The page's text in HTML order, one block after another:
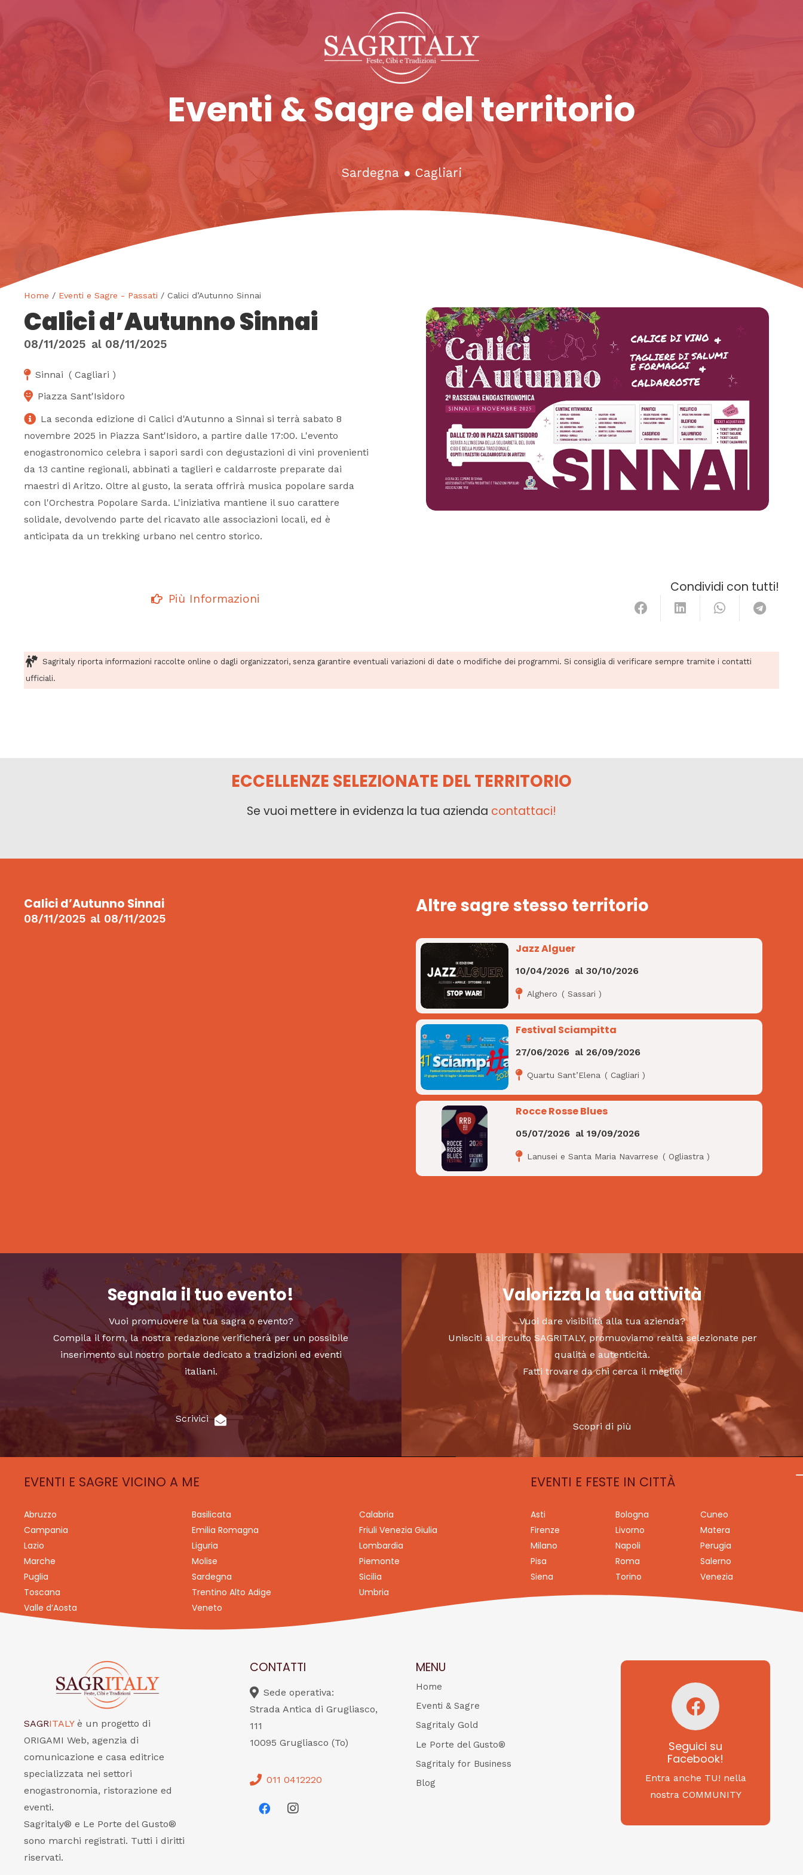
Eventi & Sagre del territorio
Sardegna ● Cagliari
Home / Eventi e Sagre - Passati / Calici d’Autunno Sinnai
Calici d’Autunno Sinnai
08/11/2025 al 08/11/2025
Sinnai ( Cagliari )
Piazza Sant'Isidoro
La seconda edizione di Calici d'Autunno a Sinnai si terrà sabato 8
novembre 2025 in Piazza Sant'Isidoro, a partire dalle 17:00. L'evento
enogastronomico celebra i sapori sardi con degustazioni di vini provenienti
da 13 cantine regionali, abbinati a taglieri e caldarroste preparate dai
maestri di Aritzo. Oltre al gusto, la serata offrirà musica popolare sarda
con l'Orchestra Popolare Sarda. L'iniziativa mantiene il suo carattere
solidale, devolvendo parte del ricavato alle associazioni locali, ed è
anticipata da un trekking urbano nel centro storico.
Più Informazioni
Condividi con tutti!
Sagritaly riporta informazioni raccolte online o dagli organizzatori, senza garantire eventuali variazioni di date o modifiche dei programmi. Si consiglia di verificare sempre tramite i contatti
ufficiali.
ECCELLENZE SELEZIONATE DEL TERRITORIO
Se vuoi mettere in evidenza la tua azienda contattaci!
Calici d’Autunno Sinnai
08/11/2025 al 08/11/2025
Altre sagre stesso territorio
Jazz Alguer
10/04/2026 al30/10/2026
Alghero (Sassari )
Festival Sciampitta
27/06/2026 al26/09/2026
Quartu Sant’Elena ( Cagliari )
Rocce Rosse Blues
05/07/2026 al19/09/2026
Lanusei e Santa Maria Navarrese ( Ogliastra )
Segnala il tuo evento!
Vuoi promuovere la tua sagra o evento?
Compila il form, la nostra redazione verificherà per un possibile
inserimento sul nostro portale dedicato a tradizioni ed eventi
italiani.
Scrivici
Valorizza la tua attività
Vuoi dare visibilità alla tua azienda?
Unisciti al circuito SAGRITALY, promuoviamo realtà selezionate per
qualità e autenticità.
Fatti trovare da chi cerca il meglio!
Scopri di più
EVENTI E SAGRE VICINO A ME
Abruzzo Basilicata
Calabria
Campania
Emilia Romagna
Friuli Venezia Giulia
Lazio
Liguria
Lombardia
Marche
Molise
Piemonte
Puglia
Sardegna
Sicilia
Toscana
Trentino Alto Adige
Umbria
Valle d’Aosta
Veneto
EVENTI E FESTE IN CITTÀ
Asti Bologna
Cuneo
Firenze
Livorno
Matera
Milano
Napoli
Perugia
Pisa
Roma
Salerno
Siena
Torino Venezia
SAGRITALY è un progetto di
ORIGAMI Web, agenzia di
comunicazione e casa editrice
specializzata nei settori
enogastronomia, ristorazione ed
eventi.
Sagritaly® e Le Porte del Gusto®
sono marchi registrati. Tutti i diritti
riservati.
CONTATTI
Sede operativa:
Strada Antica di Grugliasco,
111
10095 Grugliasco (To)
011 0412220
MENU
Home
Eventi & Sagre
Sagritaly Gold
Le Porte del Gusto®
Sagritaly for Business
Blog
Seguici su
Facebook!
Entra anche TU! nella
nostra COMMUNITY
Seguici su
Facebook!
SAGRITALY
Feste, cibi e tradizioni
da Nord a Sud...